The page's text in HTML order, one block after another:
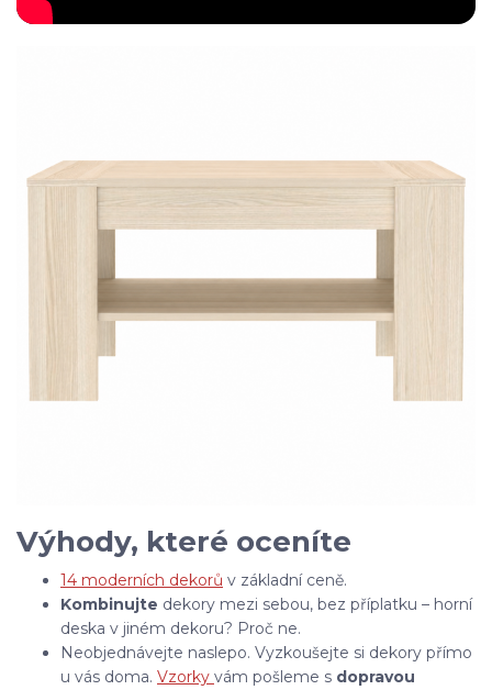
Výhody, které oceníte
14 moderních dekorů v základní ceně.
Kombinujte dekory mezi sebou, bez příplatku – horní
deska v jiném dekoru? Proč ne.
Neobjednávejte naslepo. Vyzkoušejte si dekory přímo
u vás doma. Vzorky vám pošleme s dopravou